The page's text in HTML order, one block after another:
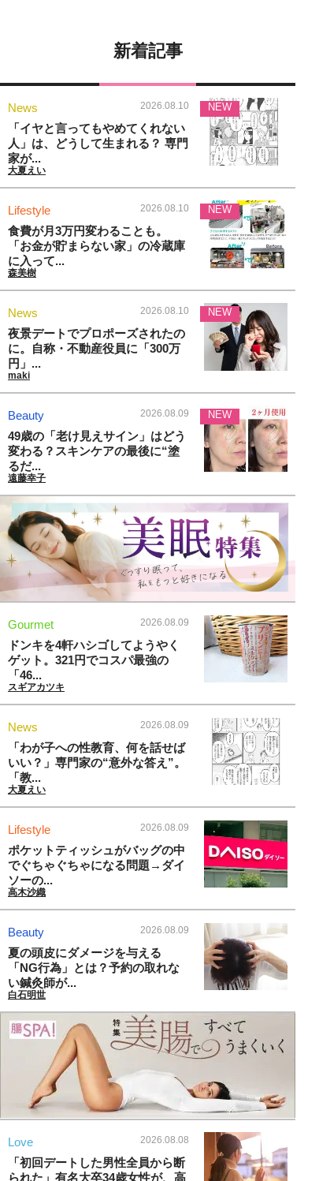
新着記事
News 2026.08.10
「イヤと言ってもやめてくれない
人」は、どうして生まれる？ 専門
家が...
大夏えい
NEW
Lifestyle 2026.08.10
食費が月3万円変わることも。
「お金が貯まらない家」の冷蔵庫
に入って...
森美樹
NEW
News 2026.08.10
夜景デートでプロポーズされたの
に。自称・不動産役員に「300万
円」...
maki
NEW
Beauty 2026.08.09
49歳の「老け見えサイン」はどう
変わる？スキンケアの最後に“塗
るだ...
遠藤幸子
NEW
Gourmet 2026.08.09
ドンキを4軒ハシゴしてようやく
ゲット。321円でコスパ最強の
「46...
スギアカツキ
News 2026.08.09
「わが子への性教育、何を話せば
いい？」専門家の“意外な答え”。
「教...
大夏えい
Lifestyle 2026.08.09
ポケットティッシュがバッグの中
でぐちゃぐちゃになる問題→ダイ
ソーの...
高木沙織
Beauty 2026.08.09
夏の頭皮にダメージを与える
「NG行為」とは？予約の取れな
い鍼灸師が...
白石明世
Love 2026.08.08
「初回デートした男性全員から断
られた」有名大卒34歳女性が、高